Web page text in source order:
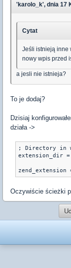
'karolo_k', dnia 17
Cytat
Jeśli istnieją inne
nowy wpis przed
a jesli nie istnieja?
To je dodaj?
Dzisiaj
działa ->
; Directory in
extension_dir
Oczywiście ścieżki